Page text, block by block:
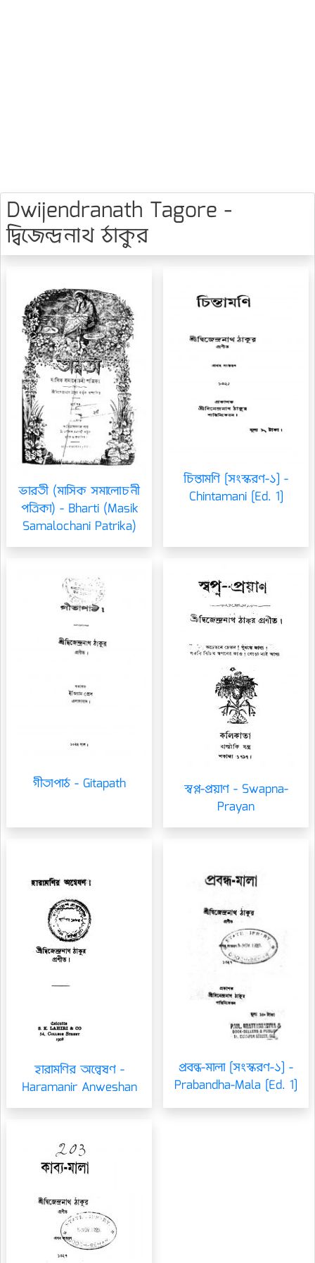
Dwijendranath Tagore -
দ্বিজেন্দ্রনাথ ঠাকুর
ভারতী (মাসিক সমালোচনী
পত্রিকা) - Bharti (Masik
Samalochani Patrika)
চিন্তামণি [সংস্করণ-১] -
Chintamani [Ed. 1]
গীতাপাঠ - Gitapath
স্বপ্ন-প্রয়াণ - Swapna-
Prayan
হারামণির অন্বেষণ -
Haramanir Anweshan
প্রবন্ধ-মালা [সংস্করণ-১] -
Prabandha-Mala [Ed. 1]